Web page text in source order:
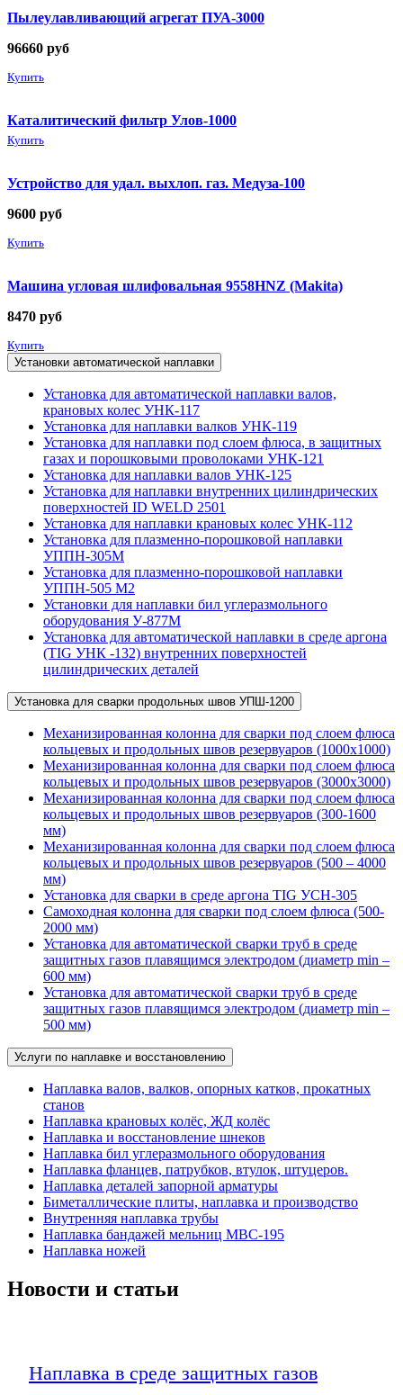
Пылеулавливающий агрегат ПУА-3000
96660 руб
Купить
Каталитический фильтр Улов-1000
Купить
Устройство для удал. выхлоп. газ. Медуза-100
9600 руб
Купить
Машина угловая шлифовальная 9558HNZ (Makita)
8470 руб
Купить
Установки автоматической наплавки
Установка для автоматической наплавки валов,
крановых колес УНК-117
Установка для наплавки валков УНК-119
Установка для наплавки под слоем флюса, в защитных
газах и порошковыми проволоками УНК-121
Установка для наплавки валов УНК-125
Установка для наплавки внутренних цилиндрических
поверхностей ID WELD 2501
Установка для наплавки крановых колес УНК-112
Установка для плазменно-порошковой наплавки
УППН-305М
Установка для плазменно-порошковой наплавки
УППН-505 М2
Установки для наплавки бил углеразмольного
оборудования У-877М
Установка для автоматической наплавки в среде аргона
(TIG УНК -132) внутренних поверхностей
цилиндрических деталей
Установка для сварки продольных швов УПШ-1200
Механизированная колонна для сварки под слоем флюса
кольцевых и продольных швов резервуаров (1000х1000)
Механизированная колонна для сварки под слоем флюса
кольцевых и продольных швов резервуаров (3000х3000)
Механизированная колонна для сварки под слоем флюса
кольцевых и продольных швов резервуаров (300-1600
мм)
Механизированная колонна для сварки под слоем флюса
кольцевых и продольных швов резервуаров (500 – 4000
мм)
Установка для сварки в среде аргона TIG УСН-305
Самоходная колонна для сварки под слоем флюса (500-
2000 мм)
Установка для автоматической сварки труб в среде
защитных газов плавящимся электродом (диаметр min –
600 мм)
Установка для автоматической сварки труб в среде
защитных газов плавящимся электродом (диаметр min –
500 мм)
Услуги по наплавке и восстановлению
Наплавка валов, валков, опорных катков, прокатных
станов
Наплавка крановых колёс, ЖД колёс
Наплавка и восстановление шнеков
Наплавка бил углеразмольного оборудования
Наплавка фланцев, патрубков, втулок, штуцеров.
Наплавка деталей запорной арматуры
Биметаллические плиты, наплавка и производство
Внутренняя наплавка трубы
Наплавка бандажей мельниц МВС-195
Наплавка ножей
Новости и статьи
Наплавка в среде защитных газов